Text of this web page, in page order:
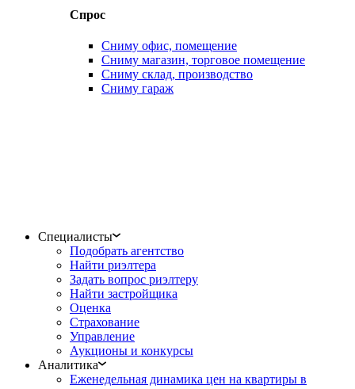
Спрос
Сниму офис, помещение
Сниму магазин, торговое помещение
Сниму склад, производство
Сниму гараж
Специалисты
Подобрать агентство
Найти риэлтера
Задать вопрос риэлтеру
Найти застройщика
Оценка
Страхование
Управление
Аукционы и конкурсы
Аналитика
Еженедельная динамика цен на квартиры в